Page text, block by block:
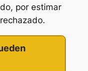
por estimar